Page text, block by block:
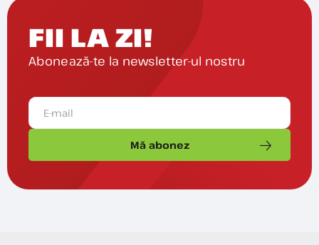
FII LA ZI!
Abonează-te la newsletter-ul nostru
Mă abonez